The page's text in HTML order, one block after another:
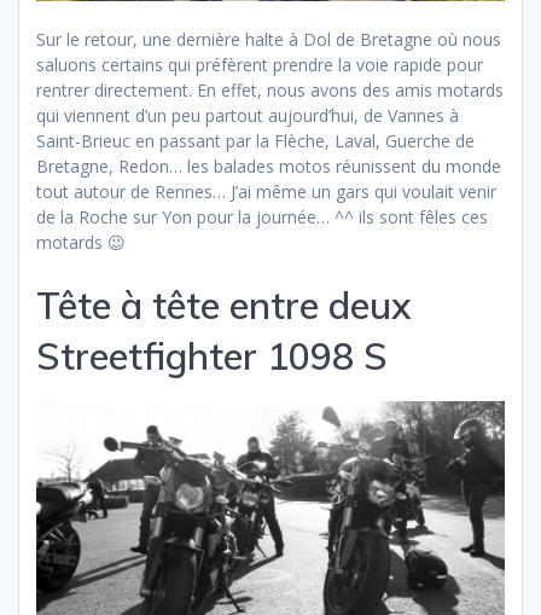
Sur le retour, une dernière halte à Dol de Bretagne où nous
saluons certains qui préfèrent prendre la voie rapide pour
rentrer directement. En effet, nous avons des amis motards
qui viennent d’un peu partout aujourd’hui, de Vannes à
Saint-Brieuc en passant par la Flèche, Laval, Guerche de
Bretagne, Redon… les balades motos réunissent du monde
tout autour de Rennes… J’ai même un gars qui voulait venir
de la Roche sur Yon pour la journée… ^^ ils sont fêles ces
motards 😉
Tête à tête entre deux
Streetfighter 1098 S